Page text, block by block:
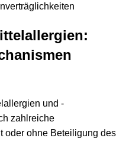
und -
zahlreiche
oder ohne Beteiligung des